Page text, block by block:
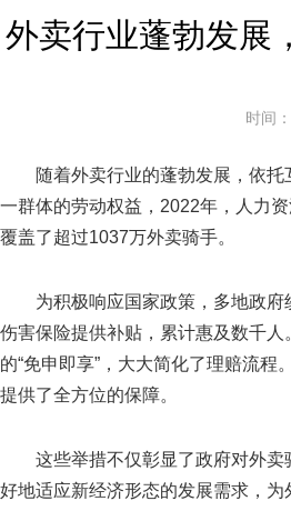
外卖行业蓬勃发展
时间
随着外卖行业的蓬勃发展，依
一群体的劳动权益，2022年，人力
覆盖了超过1037万外卖骑手。
为积极响应国家政策，多地政
伤害保险提供补贴，累计惠及数千
的“免申即享”，大大简化了理赔流
提供了全方位的保障。
这些举措不仅彰显了政府对外
好地适应新经济形态的发展需求，